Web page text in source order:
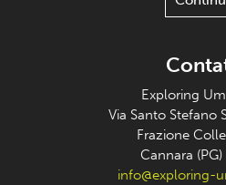
Exploring
Via Santo Stefano
Frazione
Cannara
info@exploring-